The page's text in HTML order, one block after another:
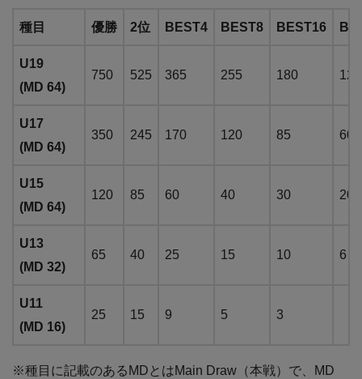
種目 優勝 2位 BEST4 BEST8 BEST16
U19
(MD 64)
750 525 365 255 180 125
U17
(MD 64)
350 245 170 120 85 60
U15
(MD 64)
120 85 60 40 30 20
U13
(MD 32)
65 40 25 15 10 6
U11
(MD 16)
25 15 9 5 3
※種目に記載のあるMDとはMain Draw（本戦）で、MD